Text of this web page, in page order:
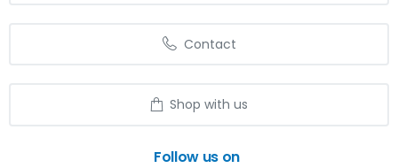
Contact
Shop with us
Follow us on